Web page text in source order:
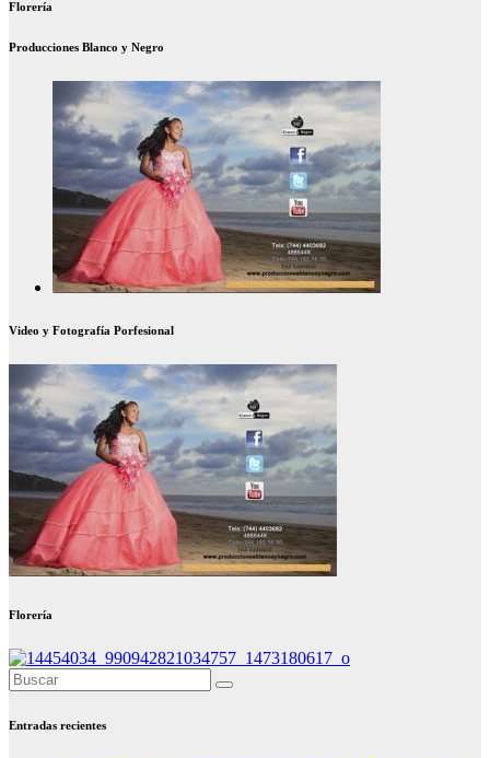
Florería
Producciones Blanco y Negro
Video y Fotografía Porfesional
Florería
Entradas recientes